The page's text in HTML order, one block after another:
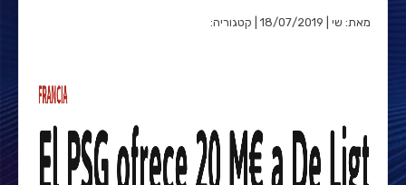
מאת: שי | 18/07/2019 | קטגוריה: